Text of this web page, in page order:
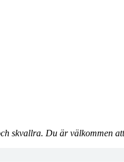
skvallra. Du är välkommen